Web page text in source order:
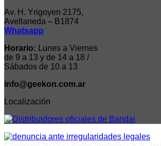
Av. H. Yrigoyen 2175,
Avellaneda – B1874
Whatsapp
Horario: Lunes a Viernes
de 9 a 13 y de 14 a 18 /
Sábados de 10 a 13
info@geekon.com.ar
Localización